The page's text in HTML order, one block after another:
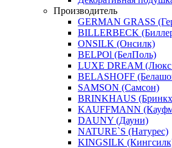
Производитель
GERMAN GRASS
BILLERBECK
ONSILK (Онсилк)
BELPOl (БелПоль)
LUXE DREAM
BELASHOFF
SAMSON (Самсон)
BRINKHAUS
KAUFFMANN
DAUNY (Дауни)
NATURE`S (Натурес)
KINGSILK